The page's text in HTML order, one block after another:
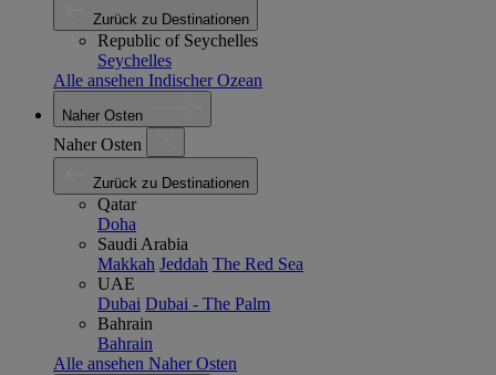
Zurück zu Destinationen
Republic of Seychelles
Seychelles
Alle ansehen Indischer Ozean
Naher Osten
Naher Osten
Zurück zu Destinationen
Qatar
Doha
Saudi Arabia
Makkah Jeddah The Red Sea
UAE
Dubai Dubai - The Palm
Bahrain
Bahrain
Alle ansehen Naher Osten